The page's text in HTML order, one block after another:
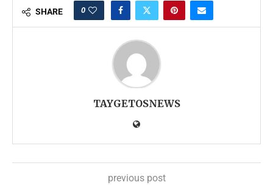
SHARE 0
TAYGETOSNEWS
previous post